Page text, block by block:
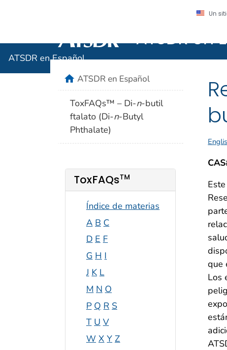
Un
Agencia para
ATSDR en
ATSDR en Español
que
Los
homeATSDR en Español
ToxFAQs™ – Di-n-butil
ftalato (Di-n-Butyl
Phthalate)
ToxFAQsTM
Índice de materias
A B C
D E F
G H I
J K L
M N O
P Q R S
T U V
W X Y Z